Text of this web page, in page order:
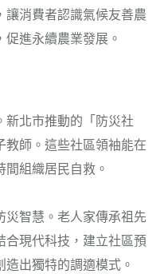
讓消費者認識氣候友善農
進永續農業發展。
新北市推動的「防災社
教師。這些社區領袖能在
組織居民自救。
災智慧。老人家傳承祖先
合現代科技，建立社區預
出獨特的調適模式。